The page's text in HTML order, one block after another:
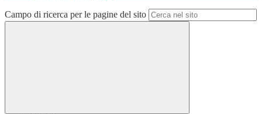
Campo di ricerca per le pagine del sito